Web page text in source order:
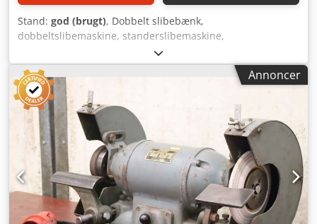
Stand: god (brugt), Dobbelt slibebænk,
dobbeltslibemaskine, standerslibemaskine,
standerslibebænk - Fabrikant: VEB, dobbelt slibebænk type
SE 2x315/1 - Slibeskive: maks. Ø 315 mm - Omløbs-
hastighed: 45 m/s - Motoreffekt: 1,0 kW Djdpsgqvlmjfx
Algsck - Driftsspænding: 380 volt - Tilbehør: inkl. slibeskive-
afretter, se billeder - Dimensioner: 640/890/H1070 mm -
Vægt: 248 kg
Annoncer